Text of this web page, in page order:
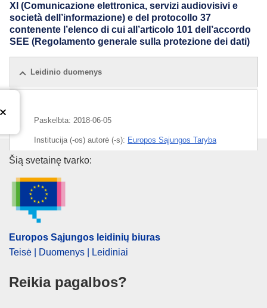
XI (Comunicazione elettronica, servizi audiovisivi e
società dell’informazione) e del protocollo 37
contenente l’elenco di cui all’articolo 101 dell’accordo
SEE (Regolamento generale sulla protezione dei dati)
Leidinio duomenys
Paskelbta: 2018-06-05
Institucija (-os) autorė (-s): Europos Sąjungos Taryba
IMMC : ST 8562 2018 INIT
Europos Sąjungos leidinių
Šią svetainę tvarko:
Europos Sąjungos leidinių biuras
Teisė | Duomenys | Leidiniai
Reikia pagalbos?